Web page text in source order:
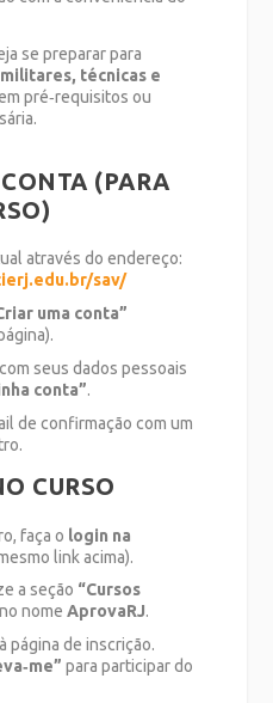
se preparar para
técnicas e
pré‑requisitos ou
(PARA
através do endereço:
sav/
uma conta”
seus dados pessoais
conta”.
de confirmação com um
CURSO
faça o login na
link acima).
a seção “Cursos
nomeAprovaRJ.
página de inscrição.
para participar do